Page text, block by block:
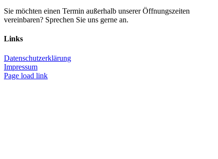
Sie möchten einen Termin außerhalb unserer Öffnungszeiten
vereinbaren? Sprechen Sie uns gerne an.
Links
Datenschutzerklärung
Impressum
Page load link